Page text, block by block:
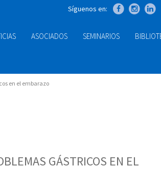
Síguenos en:
ASOCIADOS SEMINARIOS
en el embarazo
GÁSTRICOS EN EL